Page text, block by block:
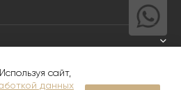
Написать директору
сайт,
данных